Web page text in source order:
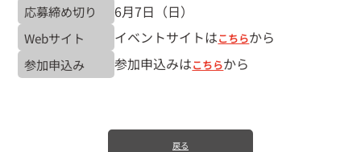
応募締め切り 6月7日（日）
Webサイト イベントサイトはこちらから
参加申込み 参加申込みはこちらから
戻る